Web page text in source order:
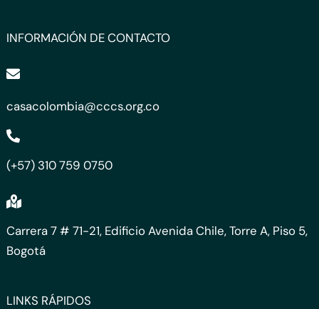
INFORMACIÓN DE CONTACTO
casacolombia@cccs.org.co
(+57) 310 759 0750
Carrera 7 # 71-21, Edificio Avenida Chile, Torre A, Piso 5,
Bogotá
LINKS RÁPIDOS